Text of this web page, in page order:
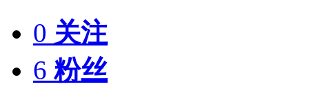
0 关注
6 粉丝